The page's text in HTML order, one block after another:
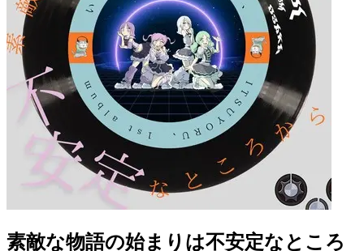
素敵な物語の始まりは不安定なところ